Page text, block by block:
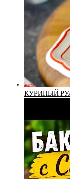
КУРИНЫЙ